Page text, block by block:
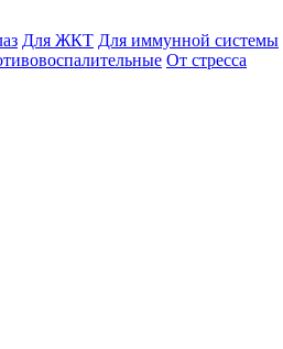
Для ЖКТ Для иммунной системы
От стресса